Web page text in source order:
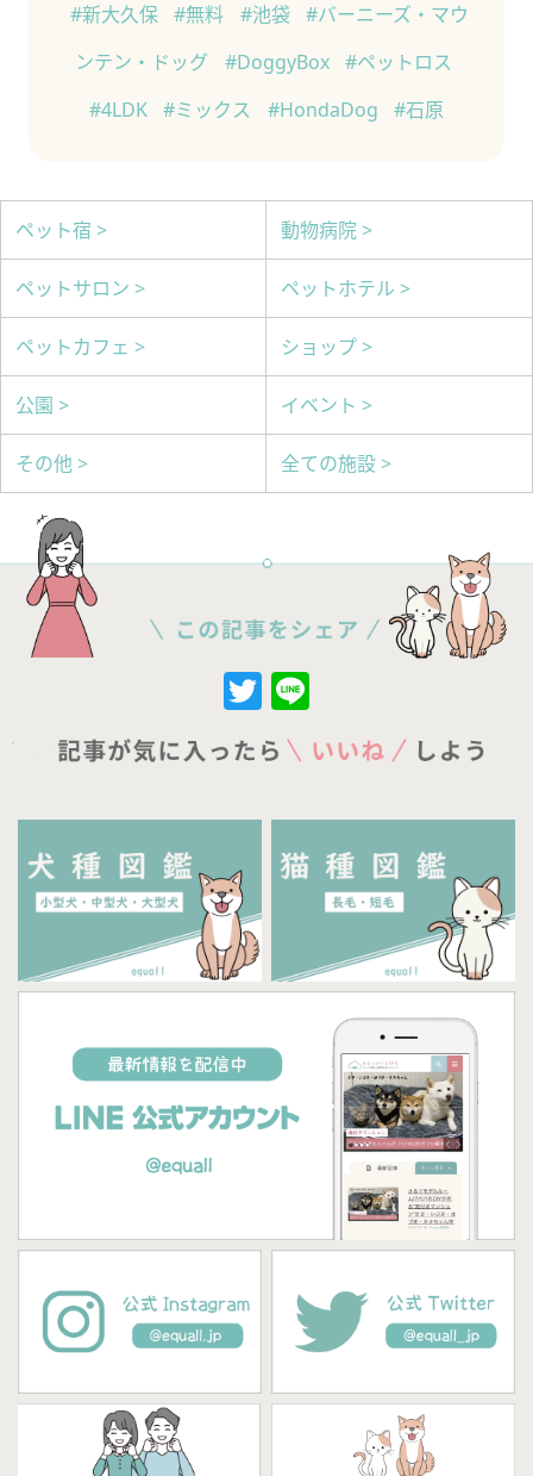
#新大久保 #無料 #池袋
#バーニーズ・マウ
ンテン・ドッグ
#DoggyBox #ペットロス
#4LDK
#ミックス #HondaDog #石原
ペット宿 > 動物病院 >
ペットサロン > ペットホテル >
ペットカフェ > ショップ >
公園 > イベント >
その他 > 全ての施設 >
Twitter